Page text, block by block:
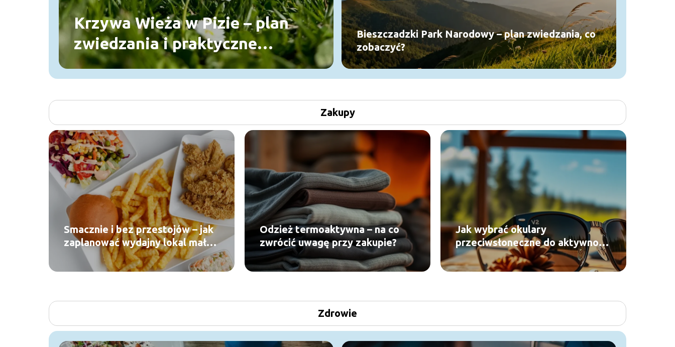
Krzywa Wieża w Pizie – plan
zwiedzania i praktyczne
wskazówki
Bieszczadzki Park Narodowy – plan zwiedzania, co
zobaczyć?
Zakupy
Smacznie i bez przestojów – jak
zaplanować wydajny lokal małej
gastronomii?
Odzież termoaktywna – na co
zwrócić uwagę przy zakupie?
Jak wybrać okulary
przeciwsłoneczne do aktywności
outdoorowej?
Zdrowie